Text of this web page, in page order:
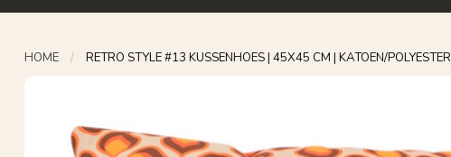
HOME / RETRO STYLE #13 KUSSENHOES | 45X45 CM | KATOEN/POLYESTER